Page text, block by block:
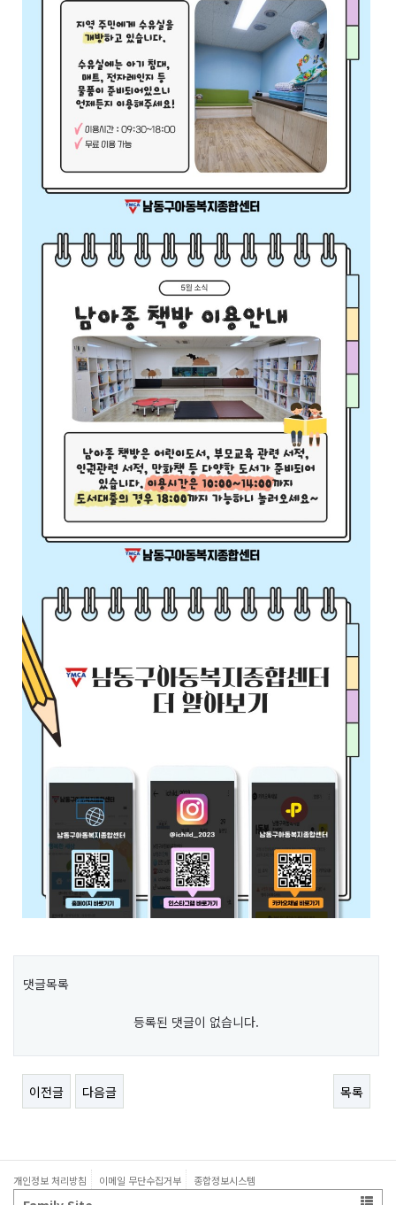
댓글목록
등록된 댓글이 없습니다.
이전글 다음글 목록
개인정보 처리방침 이메일 무단수집거부 종합정보시스템